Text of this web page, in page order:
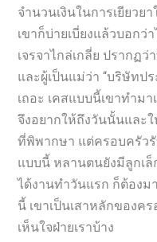
จำนวนเงินในการเยียว
เขาก็บ่ายเบี่ยงแล้วบอกว่
เจรจาไกล่เกลี่ย ปรากฏ
และผู้เป็นแม่ว่า “บริษัทป
เถอะ เคสแบบนี้เขาทำม
จึงอยากให้ถึงวันนั้นและ
ที่พิพากษา แต่ครอบครัว
แบบนี้ หลานตนยังมีลูกเล็
ได้งานทำวันแรก ก็ต้องม
นี้ เขาเป็นเสาหลักของค
เห็นใจฝ่ายเราบ้าง